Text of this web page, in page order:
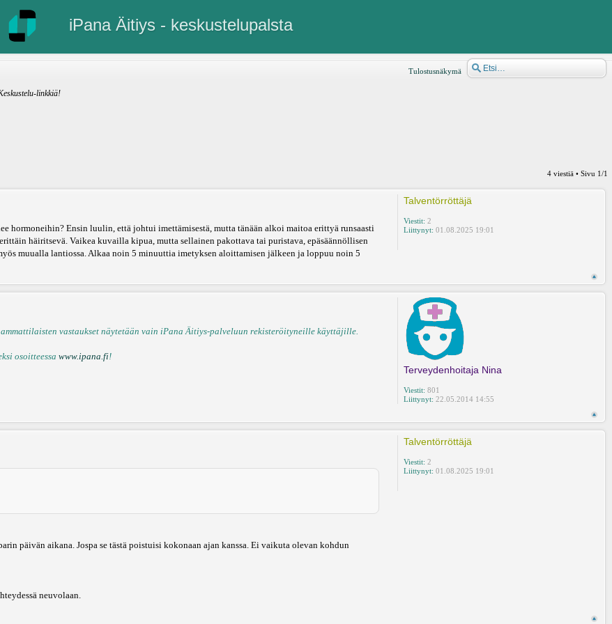
iPana Äitiys - keskustelupalsta
Tulostusnäkymä
linkkiä!
4 viestiä • Sivu 1/1
hormoneihin? Ensin luulin, että johtui imettämisestä, mutta tänään alkoi maitoa erittyä runsaasti
häiritsevä. Vaikea kuvailla kipua, mutta sellainen pakottava tai puristava, epäsäännöllisen
muualla lantiossa. Alkaa noin 5 minuuttia imetyksen aloittamisen jälkeen ja loppuu noin 5
Talventörröttäjä
Viestit: 2
Liittynyt: 01.08.2025 19:01
vastaukset näytetään vain iPana Äitiys-palveluun rekisteröityneille käyttäjille.
osoitteessa www.ipana.fi!
Terveydenhoitaja Nina
Viestit: 801
Liittynyt: 22.05.2014 14:55
päivän aikana. Jospa se tästä poistuisi kokonaan ajan kanssa. Ei vaikuta olevan kohdun
neuvolaan.
Talventörröttäjä
Viestit: 2
Liittynyt: 01.08.2025 19:01